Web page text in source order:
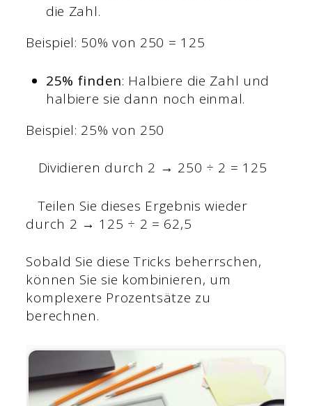
die Zahl.
Beispiel: 50% von 250 = 125
25% finden: Halbiere die Zahl und
halbiere sie dann noch einmal.
Beispiel: 25% von 250
Dividieren durch 2 → 250 ÷ 2 = 125
Teilen Sie dieses Ergebnis wieder
durch 2 → 125 ÷ 2 = 62,5
Sobald Sie diese Tricks beherrschen,
können Sie sie kombinieren, um
komplexere Prozentsätze zu
berechnen.